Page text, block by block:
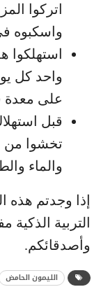
اتركوا
واسكبوه
واحد كل
على معدة
قبل
تخشوا من
والماء
إذا وجدتم هذه
التربية
وأصدقائكم.
الليمون الحامض